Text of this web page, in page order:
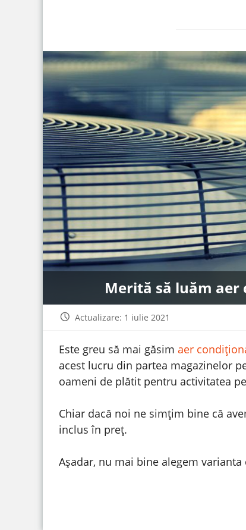
Merită să luăm
Actualizare: 1 iulie 2021
Este greu să mai găsim aer
acest lucru din partea magazinelor
oameni de plătit pentru activitatea
Chiar dacă noi ne simțim bine că
inclus în preț.
Așadar, nu mai bine alegem